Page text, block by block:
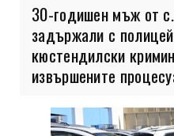
30-годишен мъж от
задържали с
кюстендилски
извършените